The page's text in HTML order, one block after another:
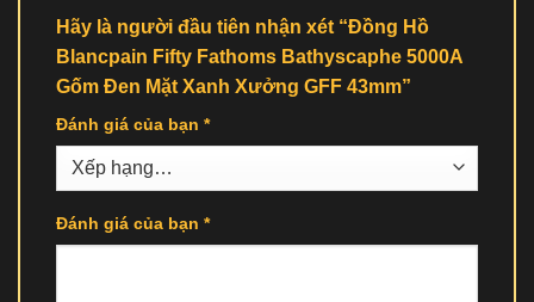
Hãy là người đầu tiên nhận xét “Đồng Hồ
Blancpain Fifty Fathoms Bathyscaphe 5000A
Gốm Đen Mặt Xanh Xưởng GFF 43mm”
Đánh giá của bạn *
Đánh giá của bạn *